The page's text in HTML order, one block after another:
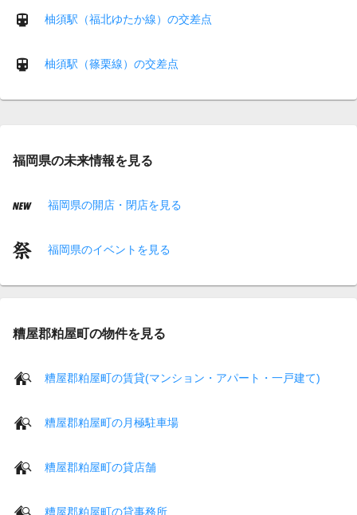
柚須駅（福北ゆたか線）の交差点
柚須駅（篠栗線）の交差点
福岡県の未来情報を見る
福岡県の開店・閉店を見る
福岡県のイベントを見る
糟屋郡粕屋町の物件を見る
糟屋郡粕屋町の賃貸(マンション・アパート・一戸建て)
糟屋郡粕屋町の月極駐車場
糟屋郡粕屋町の貸店舗
糟屋郡粕屋町の貸事務所